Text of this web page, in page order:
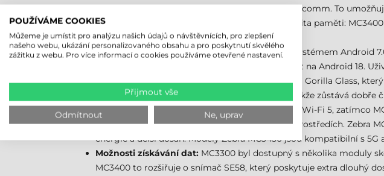
výkon s osmijádrovým 2,4 GHz procesorem Qualcomm. To
přerušení i při velké zátěži. Zvětšila se také kapacita paměti:
a složitější aplikace lze snadno zvládnout.
Operační systém:Zebra MC3300 se dodává se systémem Android
Android 13 a v budoucnu je možné jej upgradovat na Android 18.
Displej:Obě zařízení jsou vybavena 4"" displejem Gorilla Glass,
ovládáním jasu a ještě lepší viditelností venku, takže zůstává
Bezdrátová připojení:Zebra MC3300 podporuje Wi-Fi 5, zatímco
spolehlivější připojení i v přeplněných síťových prostředích. Zebra
energie a delší dosah. Modely Zebra MC3450 jsou kompatibilní s 5G
Možnosti získávání dat: MC3300 byl dostupný s několika moduly
MC3400 to rozšiřuje o snímač SE58, který poskytuje extra dlouhý
POUŽÍVÁME COOKIES
Můžeme je umístit pro analýzu našich údajů o návštěvnících, pro zlepšení
našeho webu, ukázání personalizovaného obsahu a pro poskytnutí skvělého
zážitku z webu. Pro více informací o cookies používáme otevřené nastavení.
Přijmout vše
Odmítnout Ne, uprav